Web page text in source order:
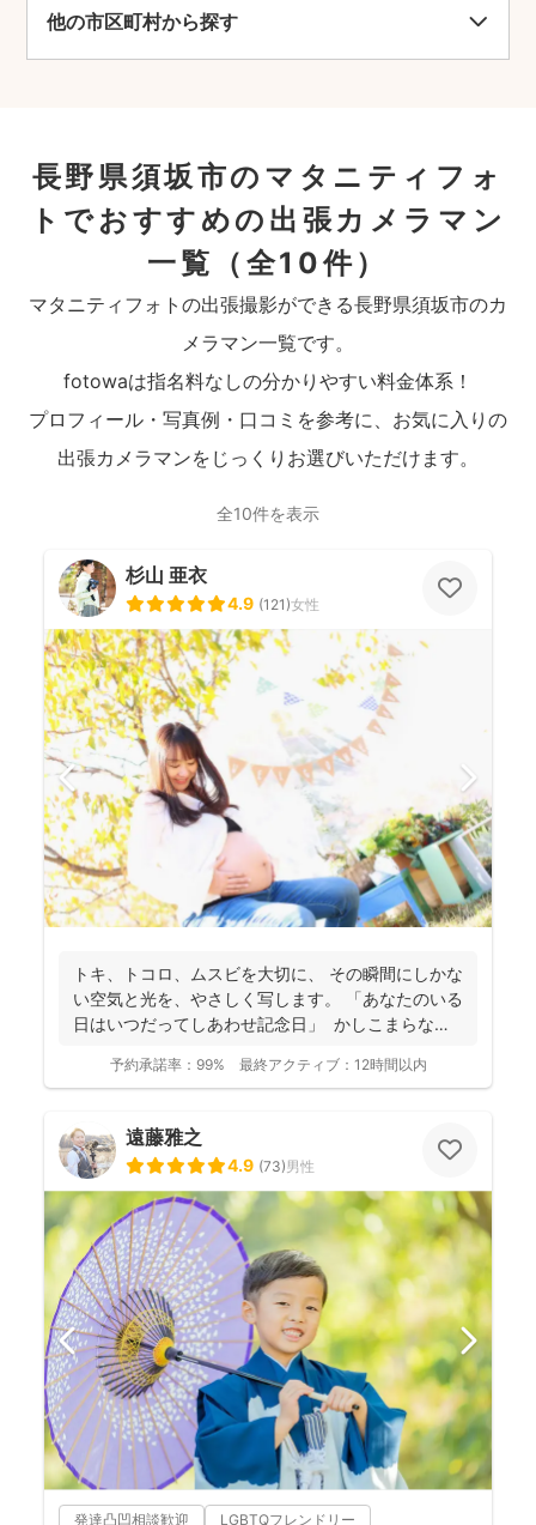
他の市区町村から探す
長野県須坂市のマタニティフォ
トでおすすめの出張カメラマン
一覧
（全10件）
マタニティフォトの出張撮影ができる長野県須坂市のカ
メラマン一覧です。
fotowaは指名料なしの分かりやすい料金体系！
プロフィール・写真例・口コミを参考に、お気に入りの
出張カメラマンをじっくりお選びいただけます。
全10件を表示
杉山 亜衣
4.9 (121)女性
トキ、トコロ、ムスビを大切に、 その瞬間にしかな
い空気と光を、やさしく写します。 「あなたのいる
日はいつだってしあわせ記念日」 かしこまらなく
予約承諾率： 99% 最終アクティブ： 12時間以内
遠藤雅之
4.9 (73)男性
発達凸凹相談歓迎 LGBTQフレンドリー